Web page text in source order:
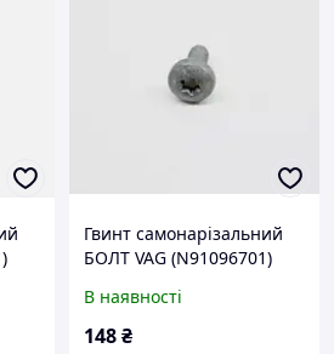
Гвинт самонарізальний
БОЛТ VAG (N91096701)
В наявності
148₴